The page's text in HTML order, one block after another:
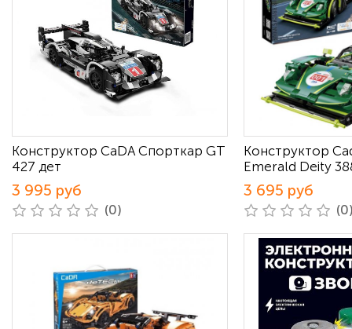
Конструктор CaDA Спорткар GT
427 дет
3 995 руб
(0)
Конструктор
Emerald Deity
3 695 руб